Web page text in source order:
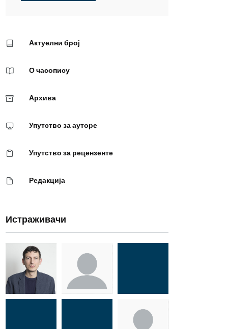
Актуелни број
О часопису
Архива
Упутство за ауторе
Упутство за рецензенте
Редакција
Истраживачи
Др Марија
Ђорић